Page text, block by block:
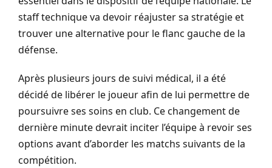
staff technique va devoir réajuster sa stratégie et
trouver une alternative pour le flanc gauche de la
défense.
Après plusieurs jours de suivi médical, il a été
décidé de libérer le joueur afin de lui permettre de
poursuivre ses soins en club. Ce changement de
dernière minute devrait inciter l’équipe à revoir ses
options avant d’aborder les matchs suivants de la
compétition.